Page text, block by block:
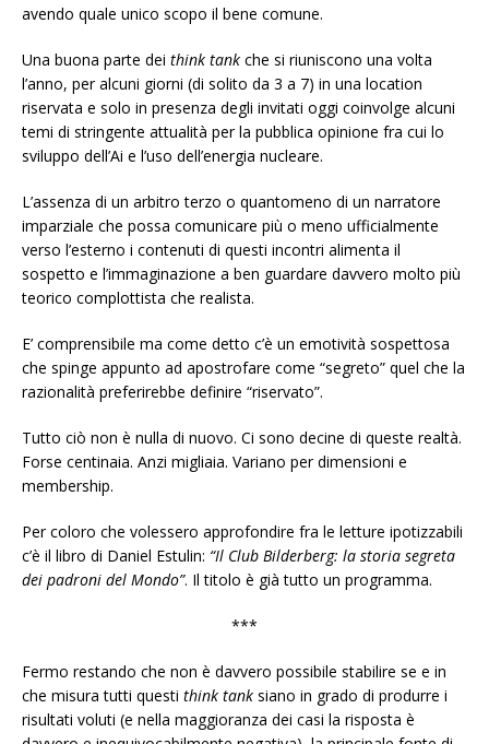
avendo quale unico scopo il bene comune.
Una buona parte dei think tank che si riuniscono una volta
l’anno, per alcuni giorni (di solito da 3 a 7) in una location
riservata e solo in presenza degli invitati oggi coinvolge alcuni
temi di stringente attualità per la pubblica opinione fra cui lo
sviluppo dell’Ai e l’uso dell’energia nucleare.
L’assenza di un arbitro terzo o quantomeno di un narratore
imparziale che possa comunicare più o meno ufficialmente
verso l’esterno i contenuti di questi incontri alimenta il
sospetto e l’immaginazione a ben guardare davvero molto più
teorico complottista che realista.
E’ comprensibile ma come detto c’è un emotività sospettosa
che spinge appunto ad apostrofare come “segreto” quel che la
razionalità preferirebbe definire “riservato”.
Tutto ciò non è nulla di nuovo. Ci sono decine di queste realtà.
Forse centinaia. Anzi migliaia. Variano per dimensioni e
membership.
Per coloro che volessero approfondire fra le letture ipotizzabili
c’è il libro di Daniel Estulin: “Il Club Bilderberg: la storia segreta
dei padroni del Mondo”. Il titolo è già tutto un programma.
***
Fermo restando che non è davvero possibile stabilire se e in
che misura tutti questi think tank siano in grado di produrre i
risultati voluti (e nella maggioranza dei casi la risposta è